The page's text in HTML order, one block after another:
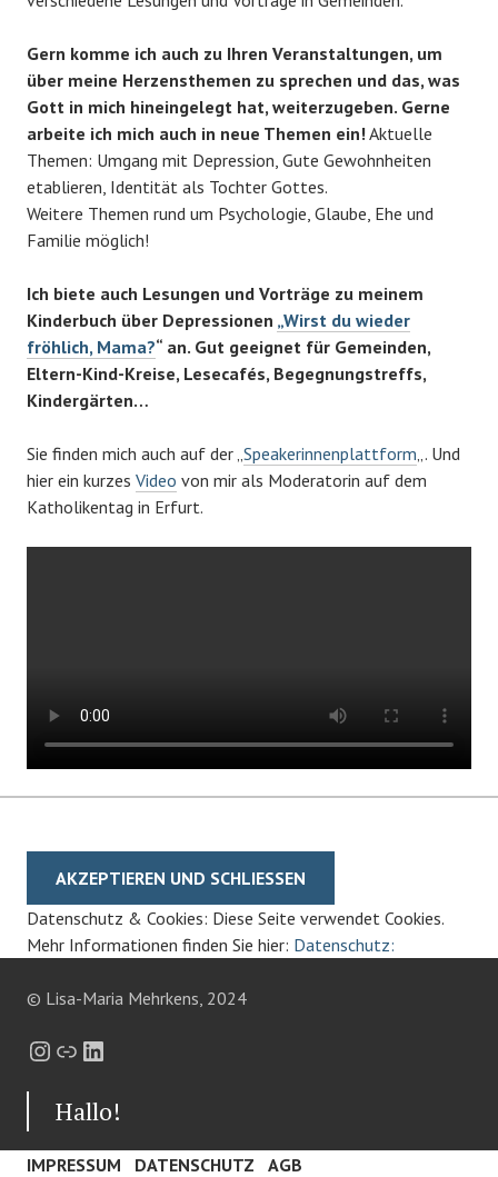
Gern komme ich auch zu Ihren Veranstaltungen, um
über meine Herzensthemen zu sprechen und das, was
Gott in mich hineingelegt hat, weiterzugeben. Gerne
arbeite ich mich auch in neue Themen ein!Aktuelle
Themen: Umgang mit Depression, Gute Gewohnheiten
etablieren, Identität als Tochter Gottes.
Weitere Themen rund um Psychologie, Glaube, Ehe und
Familie möglich!
Ich biete auch Lesungen und Vorträge zu meinem
Kinderbuch über Depressionen „Wirst du wieder
fröhlich, Mama?“ an. Gut geeignet für Gemeinden,
Eltern-Kind-Kreise, Lesecafés, Begegnungstreffs,
Kindergärten…
Sie finden mich auch auf der „Speakerinnenplattform„. Und
hier ein kurzes Video von mir als Moderatorin auf dem
Katholikentag in Erfurt.
Datenschutz & Cookies: Diese Seite verwendet Cookies.
Mehr Informationen finden Sie hier: Datenschutz:
© Lisa-Maria Mehrkens, 2024
Instagram
LinkLinkedIn
Hallo!
IMPRESSUM DATENSCHUTZ AGB